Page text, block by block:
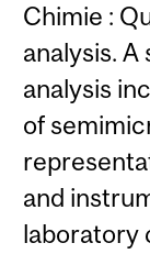
Chimie :
analysis.
analysis
of
and
laboratory